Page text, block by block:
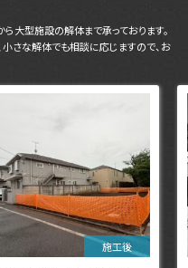
大型施設の解体まで承っております。
さな解体でも相談に応じますので、お